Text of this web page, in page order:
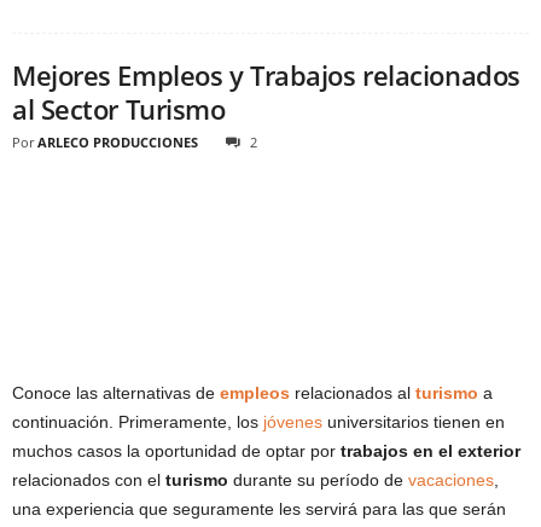
Mejores Empleos y Trabajos relacionados
al Sector Turismo
Por ARLECO PRODUCCIONES 2
Conoce las alternativas de empleos relacionados al turismo a
continuación. Primeramente, los jóvenes universitarios tienen en
muchos casos la oportunidad de optar por trabajos en el exterior
relacionados con el turismo durante su período de vacaciones,
una experiencia que seguramente les servirá para las que serán